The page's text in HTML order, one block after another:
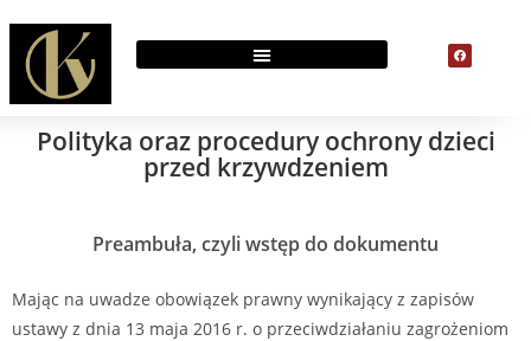
Polityka oraz procedury ochrony dzieci
przed krzywdzeniem
Preambuła, czyli wstęp do dokumentu
Mając na uwadze obowiązek prawny wynikający z zapisów
ustawy z dnia 13 maja 2016 r. o przeciwdziałaniu zagrożeniom